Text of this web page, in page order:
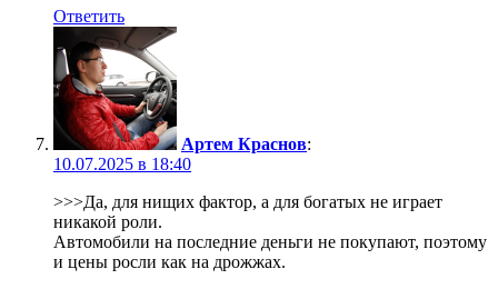
Ответить
Артем Краснов:
10.07.2025 в 18:40
>>>Да, для нищих фактор, а для богатых не играет
никакой роли.
Автомобили на последние деньги не покупают, поэтому
и цены росли как на дрожжах.